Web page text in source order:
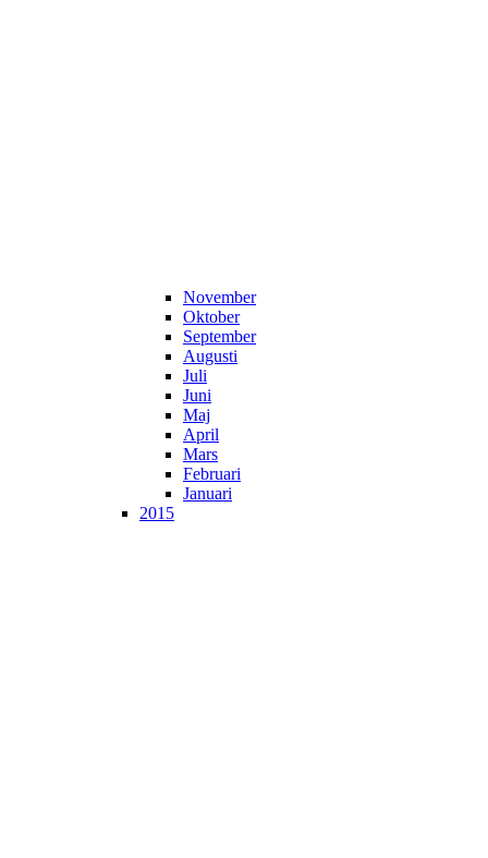
November
Oktober
September
Augusti
Juli
Juni
Maj
April
Mars
Februari
Januari
2015